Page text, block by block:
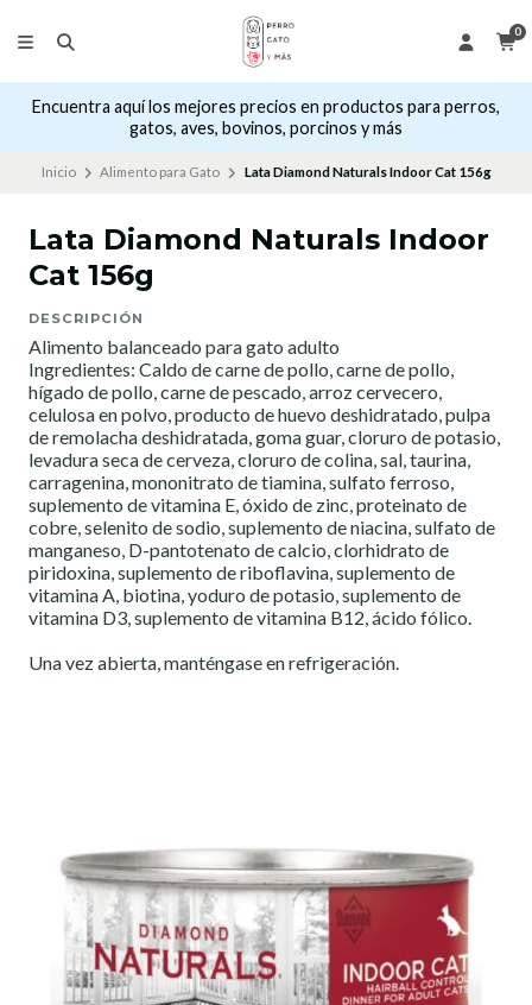
0
Encuentra aquí los mejores precios en productos para perros,
gatos, aves, bovinos, porcinos y más
Inicio Alimento para Gato Lata Diamond Naturals Indoor Cat 156g
Lata Diamond Naturals Indoor
Cat 156g
DESCRIPCIÓN
Alimento balanceado para gato adulto
Ingredientes: Caldo de carne de pollo, carne de pollo,
hígado de pollo, carne de pescado, arroz cervecero,
celulosa en polvo, producto de huevo deshidratado, pulpa
de remolacha deshidratada, goma guar, cloruro de potasio,
levadura seca de cerveza, cloruro de colina, sal, taurina,
carragenina, mononitrato de tiamina, sulfato ferroso,
suplemento de vitamina E, óxido de zinc, proteinato de
cobre, selenito de sodio, suplemento de niacina, sulfato de
manganeso, D-pantotenato de calcio, clorhidrato de
piridoxina, suplemento de riboflavina, suplemento de
vitamina A, biotina, yoduro de potasio, suplemento de
vitamina D3, suplemento de vitamina B12, ácido fólico.
Una vez abierta, manténgase en refrigeración.